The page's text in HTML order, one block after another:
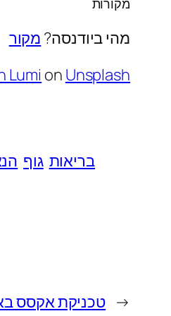
מהי ביודנסה? מקור
Lumi on Unsplash
בריאות גוף
← טכניקת אקסס